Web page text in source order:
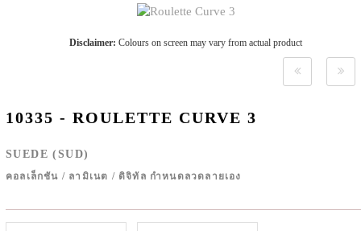
Disclaimer: Colours on screen may vary from actual product
10335 - ROULETTE CURVE 3
SUEDE (SUD)
คอลเล็กชัน / ลามิเนต / ดิจิทัล กำหนดลวดลายเอง